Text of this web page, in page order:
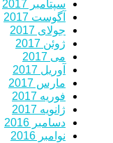
سپتامبر 2017
آگوست 2017
جولای 2017
ژوئن 2017
می 2017
آوریل 2017
مارس 2017
فوریه 2017
ژانویه 2017
دسامبر 2016
نوامبر 2016